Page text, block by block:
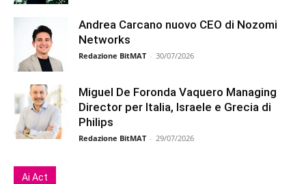
Andrea Carcano nuovo CEO di Nozomi
Networks
Redazione BitMAT - 30/07/2026
Miguel De Foronda Vaquero Managing
Director per Italia, Israele e Grecia di
Philips
Redazione BitMAT - 29/07/2026
Ai Act